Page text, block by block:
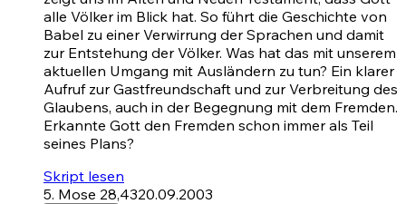
alle Völker im Blick hat. So führt die Geschichte von
Babel zu einer Verwirrung der Sprachen und damit
zur Entstehung der Völker. Was hat das mit unserem
aktuellen Umgang mit Ausländern zu tun? Ein klarer
Aufruf zur Gastfreundschaft und zur Verbreitung des
Glaubens, auch in der Begegnung mit dem Fremden.
Erkannte Gott den Fremden schon immer als Teil
seines Plans?
Skript lesen
5. Mose 28,4320.09.2003